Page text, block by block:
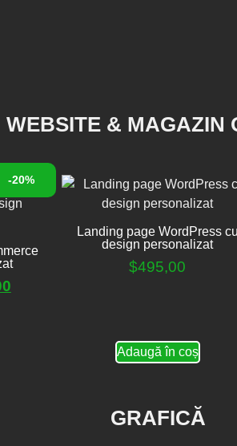
WEBSITE & MAGAZIN
-20%
Landing page WordPress cu
design personalizat
$495,00
Adaugă în coș
GRAFICĂ